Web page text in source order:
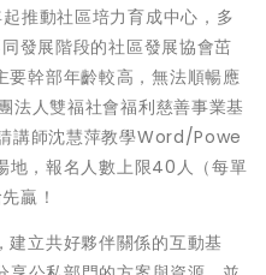
推動社區培力育成中心，多
發展階段的社區發展協會茁
要幹部年齡較高，無法順暢應
法人雙福社會福利慈善事業基
講師沈慧萍教學Word/Powe
，報名人數上限40人（每單
贏！
建立共好夥伴關係的互動基